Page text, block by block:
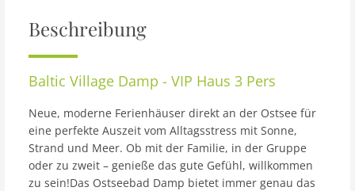
Beschreibung
Baltic Village Damp - VIP Haus 3 Pers
Neue, moderne Ferienhäuser direkt an der Ostsee für
eine perfekte Auszeit vom Alltagsstress mit Sonne,
Strand und Meer. Ob mit der Familie, in der Gruppe
oder zu zweit – genieße das gute Gefühl, willkommen
zu sein!Das Ostseebad Damp bietet immer genau das